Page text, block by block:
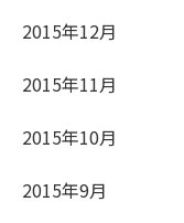
2015年12月
2015年11月
2015年10月
2015年9月